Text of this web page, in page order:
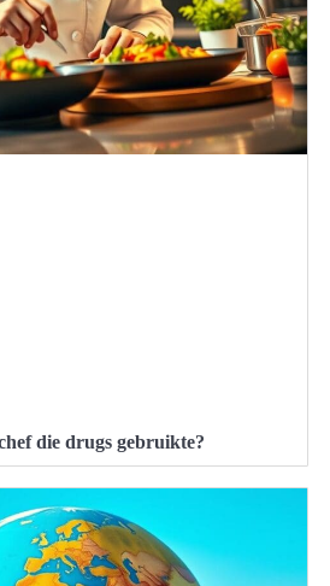
die drugs gebruikte?